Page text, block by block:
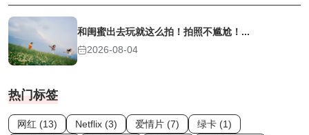
和闺蜜出去玩就这么拍！拍照不尴尬！...
2026-08-04
热门标签
网红 (13) Netflix (3) 爱情片 (7)
绿卡 (1)